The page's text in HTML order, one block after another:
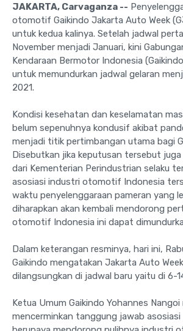
JAKARTA, Carvaganza --
otomotif Gaikindo Jakarta Auto Week
untuk kedua kalinya. Setelah jadwal
November menjadi Januari, kini
Kendaraan Bermotor Indonesia
untuk memundurkan jadwal gelaran
2021.
Kondisi kesehatan dan keselamatan
belum sepenuhnya kondusif akibat
menjadi titik pertimbangan utama bagi
Disebutkan jika keputusan tersebut juga
dari Kementerian Perindustrian selaku
asosiasi industri otomotif Indonesia
waktu penyelenggaraan pameran yang
diharapkan akan kembali mendorong
otomotif Indonesia ini dapat
Dalam keterangan resminya, hari ini,
Gaikindo mengatakan Jakarta Auto
dilangsungkan di jadwal baru yaitu di 6-
Ketua Umum Gaikindo Yohannes
mencerminkan tanggung jawab